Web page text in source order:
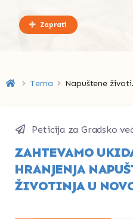
Zaprati
Tema Napuštene životinje
Peticija za Gradsko
ZAHTEVAMO
HRANJENJA
ŽIVOTINJA U